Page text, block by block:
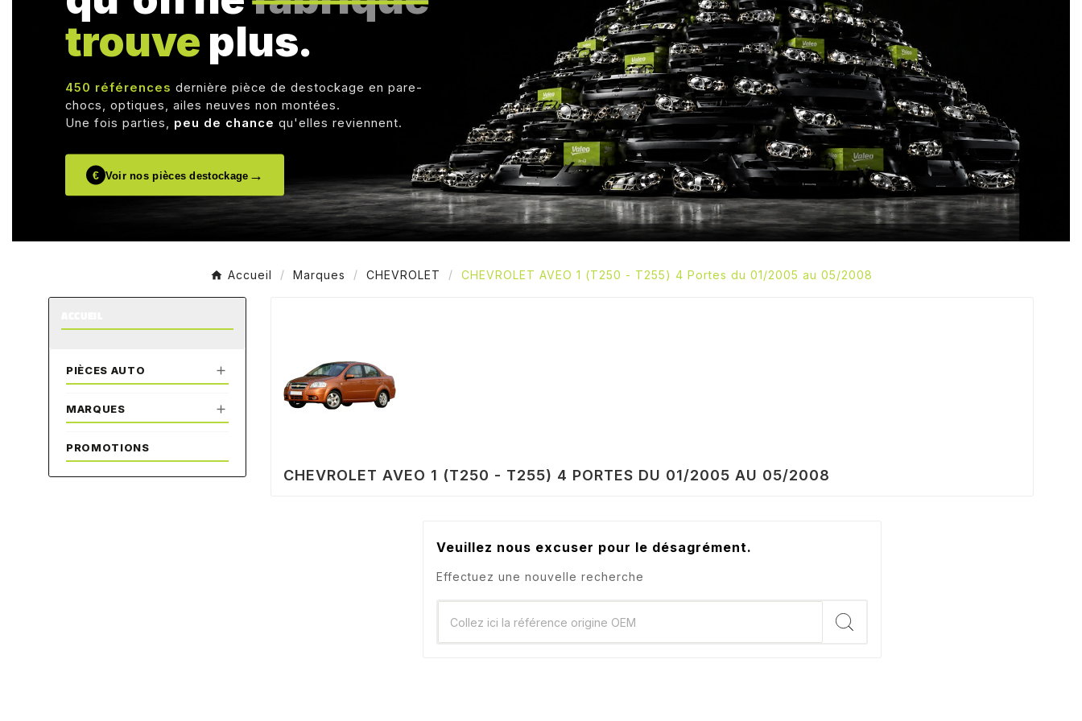
trouve plus.
450 références dernière pièce de destockage en pare-
chocs, optiques, ailes neuves non montées.
Une fois parties, peu de chance qu'elles reviennent.
€ Voir nos pièces destockage →
Accueil Marques CHEVROLET CHEVROLET AVEO 1 (T250 - T255) 4 Portes du 01/2005 au 05/2008
PIÈCES AUTO 
MARQUES 
PROMOTIONS
CHEVROLET AVEO 1 (T250 - T255) 4 PORTES DU 01/2005 AU 05/2008
Veuillez nous excuser pour le désagrément.
Effectuez une nouvelle recherche